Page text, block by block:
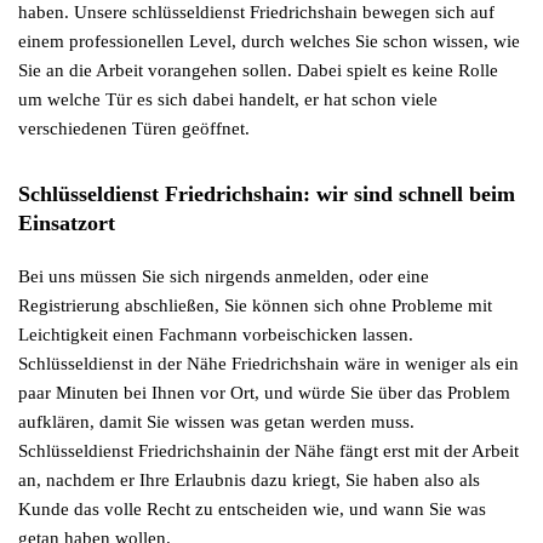
haben. Unsere schlüsseldienst Friedrichshain bewegen sich auf
einem professionellen Level, durch welches Sie schon wissen, wie
Sie an die Arbeit vorangehen sollen. Dabei spielt es keine Rolle
um welche Tür es sich dabei handelt, er hat schon viele
verschiedenen Türen geöffnet.
Schlüsseldienst Friedrichshain: wir sind schnell beim
Einsatzort
Bei uns müssen Sie sich nirgends anmelden, oder eine
Registrierung abschließen, Sie können sich ohne Probleme mit
Leichtigkeit einen Fachmann vorbeischicken lassen.
Schlüsseldienst in der Nähe Friedrichshain wäre in weniger als ein
paar Minuten bei Ihnen vor Ort, und würde Sie über das Problem
aufklären, damit Sie wissen was getan werden muss.
Schlüsseldienst Friedrichshainin der Nähe fängt erst mit der Arbeit
an, nachdem er Ihre Erlaubnis dazu kriegt, Sie haben also als
Kunde das volle Recht zu entscheiden wie, und wann Sie was
getan haben wollen.